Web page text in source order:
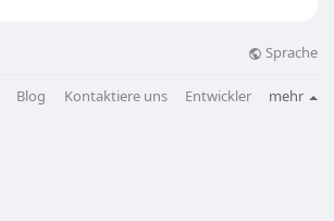
Sprache
Blog Kontaktiere uns Entwickler mehr